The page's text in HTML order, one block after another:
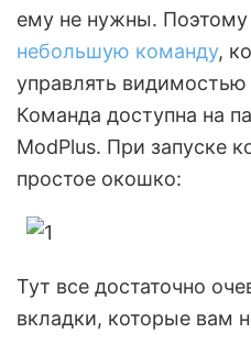
ему не нужны.
небольшую команду,
управлять видимостью
Команда доступна на
ModPlus. При запуске
простое окошко:
Тут все достаточно
вкладки, которые вам